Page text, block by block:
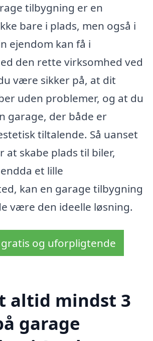
tilbygning er en
bare i plads, men også i
ejendom kan få i
den rette virksomhed ved
være sikker på, at dit
uden problemer, og at du
garage, der både er
tiltalende. Så uanset
at skabe plads til biler,
et lille
kan en garage tilbygning
være den ideelle løsning.
gratis og uforpligtende
altid mindst 3
garage